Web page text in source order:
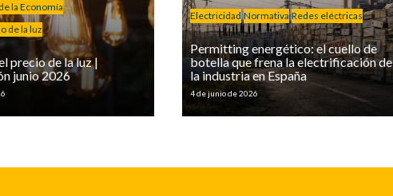
la Economía
de la luz
precio de la luz |
junio 2026
Electricidad Normativa Redes eléctricas
Permitting energético: el cuello de
botella que frena la electrificación de
la industria en España
4 de junio de 2026